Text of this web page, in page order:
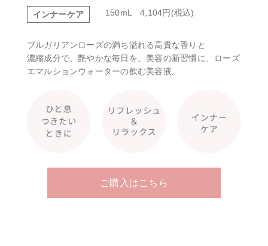
インナーケア 150mL 4,104円(税込)
ブルガリアンローズの満ち溢れる高貴な香りと
濃縮成分で、艶やかな毎日を。美容の新習慣に、
ローズ
エマルションウォーターの飲む美容液。
ご購入はこちら